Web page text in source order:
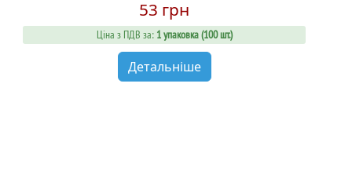
53 грн
Ціна з ПДВ за: 1 упаковка (100 шт.)
Детальніше